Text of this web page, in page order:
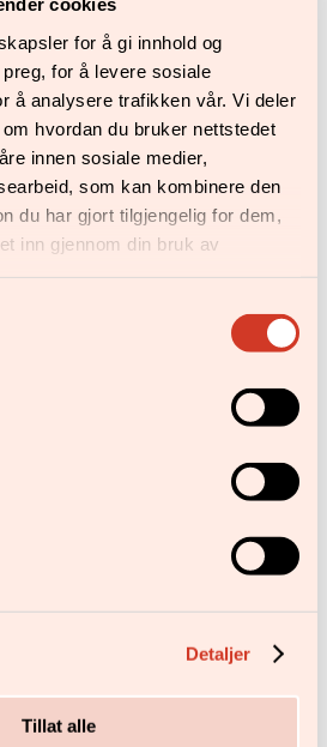
for å gi innhold og
for å levere sosiale
å analysere trafikken vår. Vi deler
hvordan du bruker nettstedet
innen sosiale medier,
som kan kombinere den
du har gjort tilgjengelig for dem,
inn gjennom din bruk av
Detaljer
Tillat alle
av